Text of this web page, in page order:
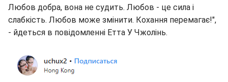
Любов добра, вона не судить. Любов - це сила і
слабкість. Любов може змінити. Кохання перемагає!",
- йдеться в повідомленні Етта У Чжолінь.